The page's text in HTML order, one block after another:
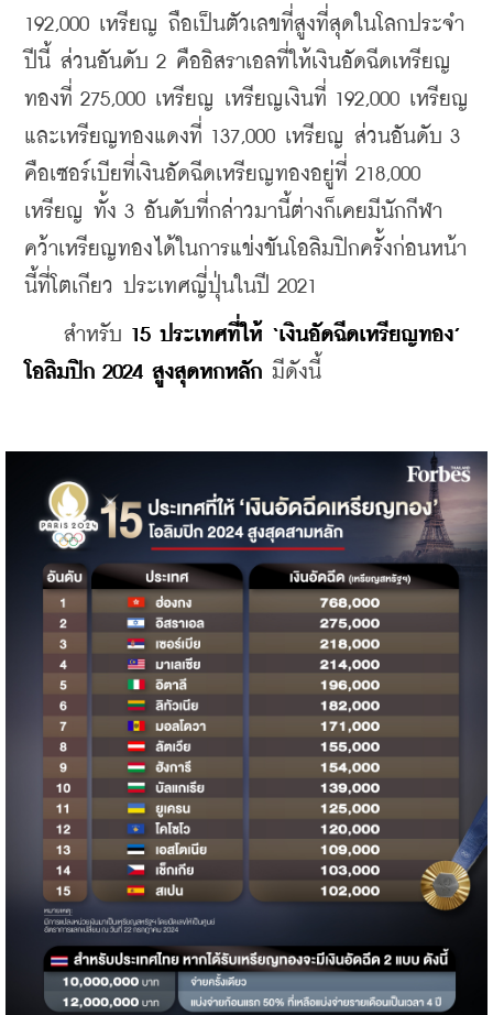
192,000 เหรียญ ถือเป็นตัวเลขที่สูงที่สุดในโลกประจำ
ปีนี้ ส่วนอันดับ 2 คืออิสราเอลที่ให้เงินอัดฉีดเหรียญ
ทองที่ 275,000 เหรียญ เหรียญเงินที่ 192,000 เหรียญ
และเหรียญทองแดงที่ 137,000 เหรียญ ส่วนอันดับ 3
คือเซอร์เบียที่เงินอัดฉีดเหรียญทองอยู่ที่ 218,000
เหรียญ ทั้ง 3 อันดับที่กล่าวมานี้ต่างก็เคยมีนักกีฬา
คว้าเหรียญทองได้ในการแข่งขันโอลิมปิกครั้งก่อนหน้า
นี้ที่โตเกียว ประเทศญี่ปุ่นในปี 2021
สำหรับ 15 ประเทศที่ให้ ‘เงินอัดฉีดเหรียญทอง’
โอลิมปิก 2024 สูงสุดหกหลัก มีดังนี้